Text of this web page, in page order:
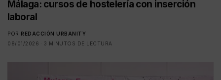
Málaga: cursos de hostelería con inserción
laboral
POR REDACCIÓN URBANITY
08/01/2026
3 MINUTOS DE LECTURA